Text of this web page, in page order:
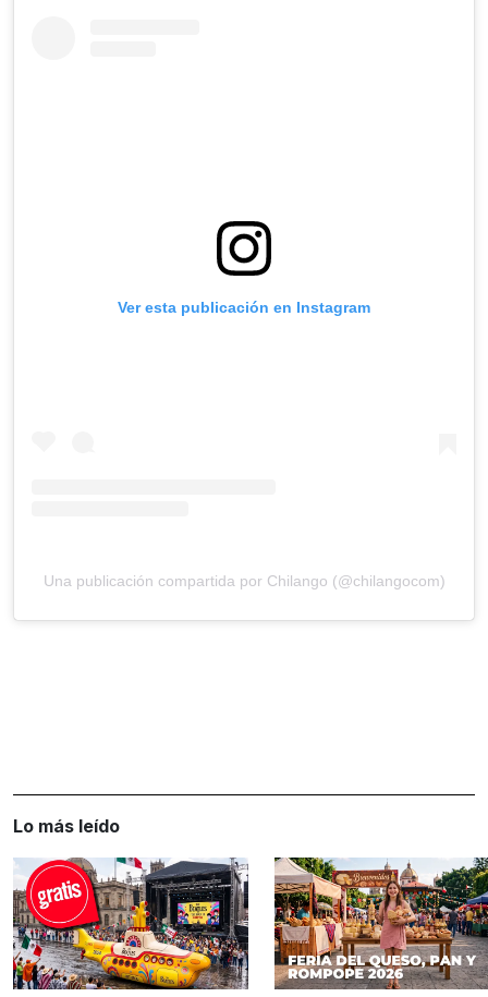
Ver esta publicación en Instagram
Una publicación compartida por Chilango (@chilangocom)
Lo más leído